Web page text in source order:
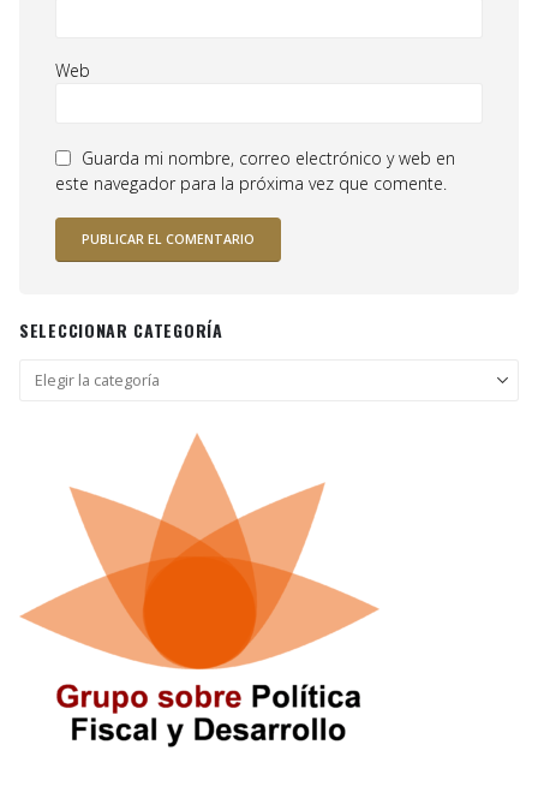
Web
Guarda mi nombre, correo electrónico y web en
este navegador para la próxima vez que comente.
SELECCIONAR CATEGORÍA
Seleccionar
categoría